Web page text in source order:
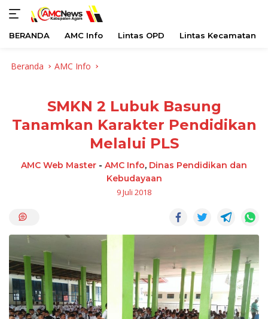
BERANDA AMC Info Lintas OPD Lintas Kecamatan
Beranda AMC Info
SMKN 2 Lubuk Basung
Tanamkan Karakter Pendidikan
Melalui PLS
AMC Web Master - AMC Info, Dinas Pendidikan dan
Kebudayaan
9 Juli 2018